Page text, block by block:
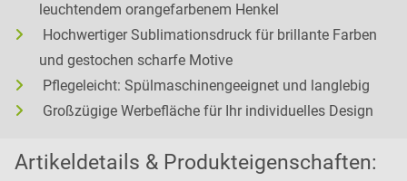
leuchtendem orangefarbenem Henkel
Hochwertiger Sublimationsdruck für brillante Farben
und gestochen scharfe Motive
Pflegeleicht: Spülmaschinengeeignet und langlebig
Großzügige Werbefläche für Ihr individuelles Design
Artikeldetails & Produkteigenschaften: